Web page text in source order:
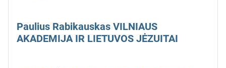
Paulius Rabikauskas VILNIAUS
AKADEMIJA IR LIETUVOS JĖZUITAI